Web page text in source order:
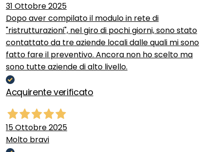
31 Ottobre 2025
Dopo aver compilato il modulo in rete di
"ristrutturazioni", nel giro di pochi giorni, sono stato
contattato da tre aziende locali dalle quali mi sono
fatto fare il preventivo. Ancora non ho scelto ma
sono tutte aziende di alto livello.
Acquirente verificato
15 Ottobre 2025
Molto bravi